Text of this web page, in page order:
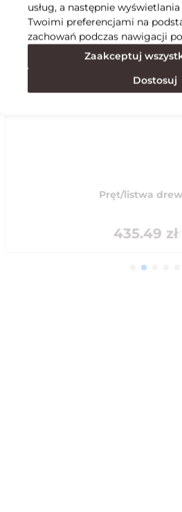
Polecane
Pręt/listwa
435.49 zł/
usług, a następnie
Twoimi preferencjami na
zachowań podczas nawigacji
Zaakceptuj
Dostosuj